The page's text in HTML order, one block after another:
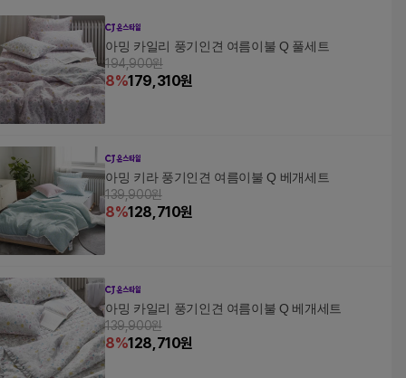
아밍 카일리 풍기인견 여름이불 Q 풀세트
194,900원
8%179,310원
아밍 키라 풍기인견 여름이불 Q 베개세트
139,900원
8%128,710원
아밍 카일리 풍기인견 여름이불 Q 베개세트
139,900원
8%128,710원